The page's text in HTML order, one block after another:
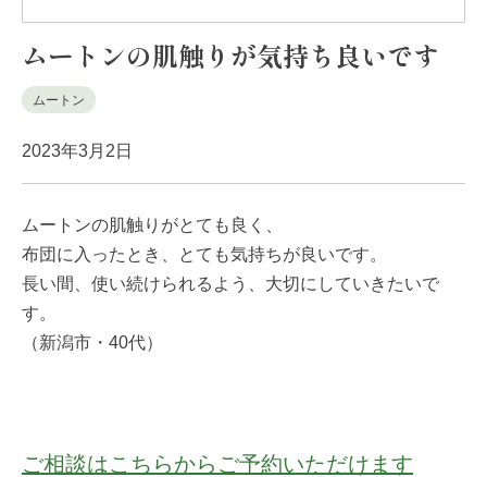
ムートンの肌触りが気持ち良いです
ムートン
2023年3月2日
ムートンの肌触りがとても良く、
布団に入ったとき、とても気持ちが良いです。
長い間、使い続けられるよう、大切にしていきたいで
す。
（新潟市・40代）
ご相談はこちらからご予約いただけます